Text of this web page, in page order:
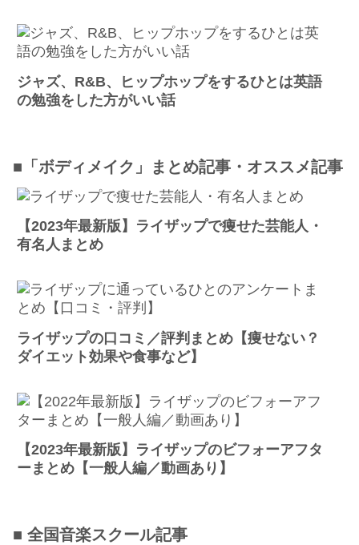
ジャズ、R&B、ヒップホップをするひとは英語
の勉強をした方がいい話
■「ボディメイク」まとめ記事・オススメ記事
【2023年最新版】ライザップで痩せた芸能人・
有名人まとめ
ライザップの口コミ／評判まとめ【痩せない？
ダイエット効果や食事など】
【2023年最新版】ライザップのビフォーアフタ
ーまとめ【一般人編／動画あり】
■ 全国音楽スクール記事